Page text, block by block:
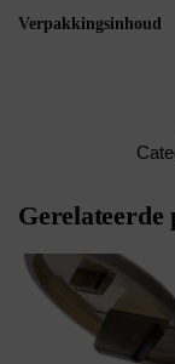
Verpakkingsinhoud
Gerelateerde